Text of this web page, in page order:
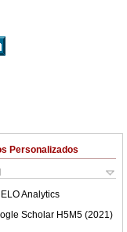
Personalizados
Analytics
Scholar H5M5 (2021 )